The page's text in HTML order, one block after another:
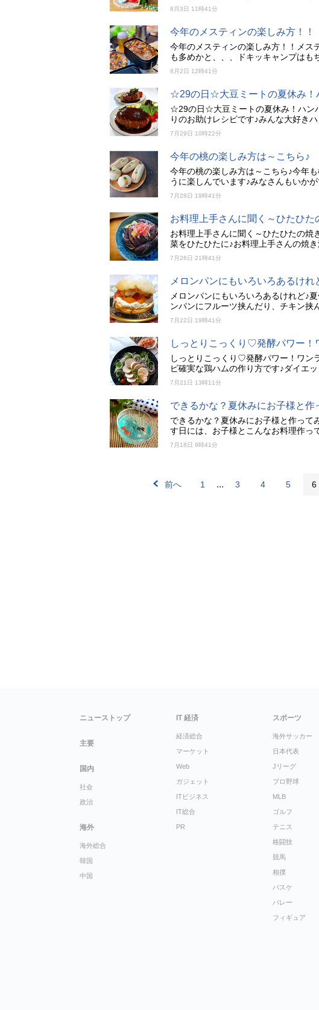
8月3日 11時41分
今年のメスティンの楽しみ方！！
今年のメスティンの楽しみ方！！メス
も多めかと、、、ドキッキャンプはも
8月2日 12時41分
☆29の日☆大豆ミートの夏休み！
☆29の日☆大豆ミートの夏休み！ハン
りのお助けレシピです♪みんな大好き
7月29日 10時22分
今年の桃の楽しみ方は～こちら♪
今年の桃の楽しみ方は～こちら♪今年
うに楽しんでいます♪みなさんもいか
7月28日 19時41分
お料理上手さんに聞く～ひたひた
お料理上手さんに聞く～ひたひたの焼
菜をひたひたに♪お料理上手さんの焼
7月26日 21時41分
メロンパンにもいろいろあるけれ
メロンパンにもいろいろあるけれど♪
ンパンにフルーツ挟んだり、チキン挟
7月22日 19時41分
しっとりこっくり♡発酵パワー！
しっとりこっくり♡発酵パワー！ワン
ピ確実な鶏ハムの作り方です♪ダイエ
7月21日 13時11分
できるかな？夏休みにお子様と作
できるかな？夏休みにお子様と作って
す日には、お子様とこんなお料理作っ
7月18日 9時41分
前へ 1 ... 3 4 5 6
ニューストップ
主要
国内
社会
政治
海外
海外総合
韓国
中国
IT 経済
経済総合
マーケット
Web
ガジェット
ITビジネス
IT総合
PR
スポーツ
海外サッカー
日本代表
Jリーグ
プロ野球
MLB
ゴルフ
テニス
格闘技
競馬
相撲
バスケ
バレー
フィギュア